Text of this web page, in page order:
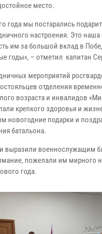
место.
года мы постарались
настроения. Это наша
им за большой вклад в
годы», – отметил капитан
мероприятий
отделения
возраста и инвалидов
крепкого здоровья и
новогодние подарки и
батальона.
военнослужащим
пожелали им мирного
года.